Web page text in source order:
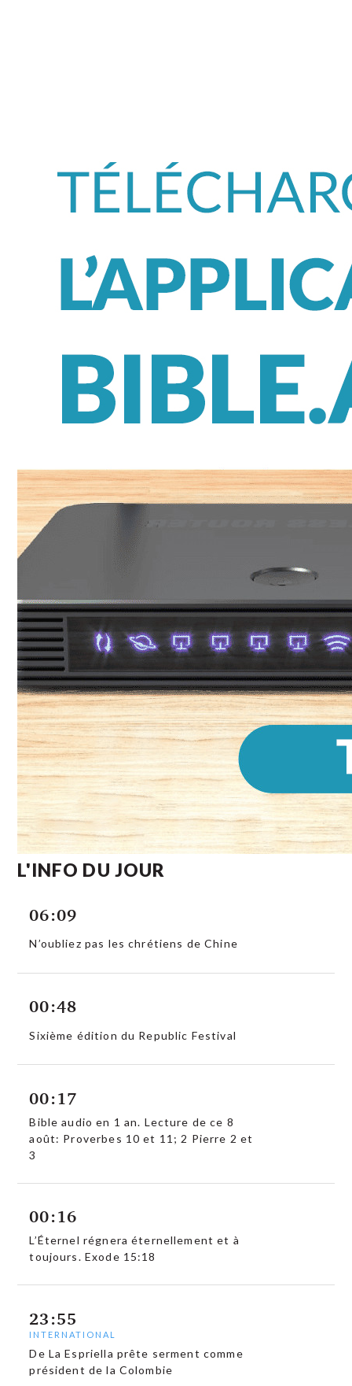
L'INFO DU JOUR
06:09
N’oubliez pas les chrétiens de Chine
00:48
Sixième édition du Republic Festival
00:17
Bible audio en 1 an. Lecture de ce 8
août: Proverbes 10 et 11; 2 Pierre 2 et
3
00:16
L’Éternel régnera éternellement et à
toujours. Exode 15:18
23:55
INTERNATIONAL
De La Espriella prête serment comme
président de la Colombie